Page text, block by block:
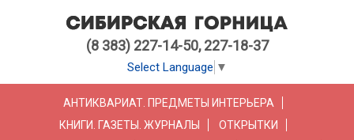
(8 383) 227-14-50, 227-18-37
Select Language ▼
АНТИКВАРИАТ. ПРЕДМЕТЫ ИНТЕРЬЕРА
КНИГИ. ГАЗЕТЫ. ЖУРНАЛЫ
ОТКРЫТКИ